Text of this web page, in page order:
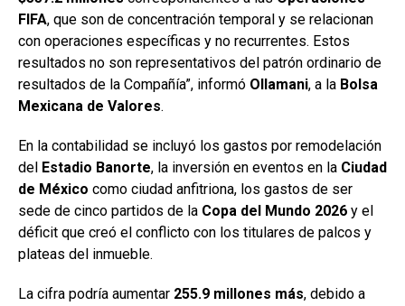
FIFA, que son de concentración temporal y se relacionan
con operaciones específicas y no recurrentes. Estos
resultados no son representativos del patrón ordinario de
resultados de la Compañía”, informó Ollamani, a la Bolsa
Mexicana de Valores.
En la contabilidad se incluyó los gastos por remodelación
del Estadio Banorte, la inversión en eventos en la Ciudad
de México como ciudad anfitriona, los gastos de ser
sede de cinco partidos de la Copa del Mundo 2026 y el
déficit que creó el conflicto con los titulares de palcos y
plateas del inmueble.
La cifra podría aumentar 255.9 millones más, debido a